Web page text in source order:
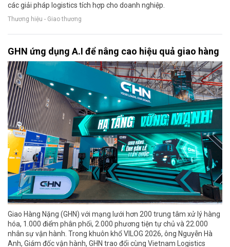
các giải pháp logistics tích hợp cho doanh nghiệp.
Thương hiệu - Giao thương
GHN ứng dụng A.I để nâng cao hiệu quả giao hàng
Giao Hàng Nặng (GHN) với mạng lưới hơn 200 trung tâm xử lý hàng
hóa, 1.000 điểm phân phối, 2.000 phương tiện tự chủ và 22.000
nhân sự vận hành. Trong khuôn khổ VILOG 2026, ông Nguyễn Hà
Anh, Giám đốc vận hành, GHN trao đổi cùng Vietnam Logistics